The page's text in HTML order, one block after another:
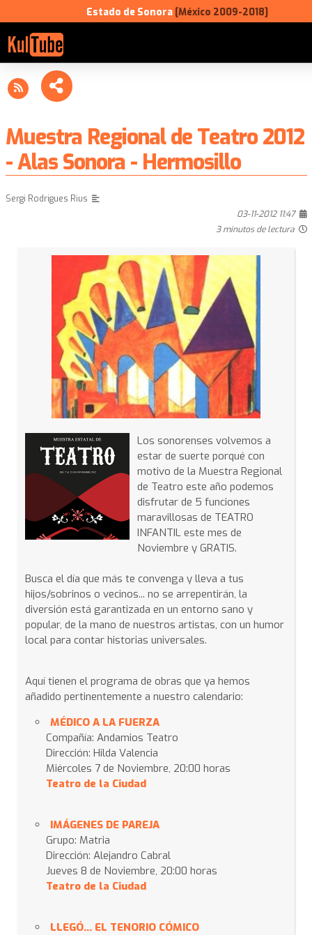
Estado de Sonora [México 2009-2018]
Muestra Regional de Teatro 2012
- Alas Sonora - Hermosillo
Sergi Rodrigues Rius
03-11-2012 11:47
3 minutos de lectura
Los sonorenses volvemos a
estar de suerte porqué con
motivo de la Muestra Regional
de Teatro este año podemos
disfrutar de 5 funciones
maravillosas de TEATRO
INFANTIL este mes de
Noviembre y GRATIS.
Busca el día que más te convenga y lleva a tus
hijos/sobrinos o vecinos... no se arrepentirán, la
diversión está garantizada en un entorno sano y
popular, de la mano de nuestros artistas, con un humor
local para contar historias universales.
Aquí tienen el programa de obras que ya hemos
añadido pertinentemente a nuestro calendario:
MÉDICO A LA FUERZA
Compañía: Andamios Teatro
Dirección: Hilda Valencia
Miércoles 7 de Noviembre, 20:00 horas
Teatro de la Ciudad
IMÁGENES DE PAREJA
Grupo: Matria
Dirección: Alejandro Cabral
Jueves 8 de Noviembre, 20:00 horas
Teatro de la Ciudad
LLEGÓ... EL TENORIO CÓMICO